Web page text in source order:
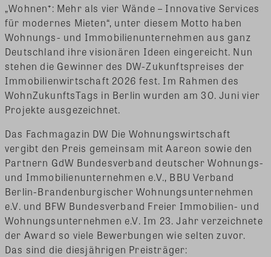
„Wohnen⁺: Mehr als vier Wände – Innovative Services
für modernes Mieten“, unter diesem Motto haben
Wohnungs- und Immobilienunternehmen aus ganz
Deutschland ihre visionären Ideen eingereicht. Nun
stehen die Gewinner des DW-Zukunftspreises der
Immobilienwirtschaft 2026 fest. Im Rahmen des
WohnZukunftsTags in Berlin wurden am 30. Juni vier
Projekte ausgezeichnet.
Das Fachmagazin DW Die Wohnungswirtschaft
vergibt den Preis gemeinsam mit Aareon sowie den
Partnern GdW Bundesverband deutscher Wohnungs-
und Immobilienunternehmen e.V., BBU Verband
Berlin-Brandenburgischer Wohnungsunternehmen
e.V. und BFW Bundesverband Freier Immobilien- und
Wohnungsunternehmen e.V. Im 23. Jahr verzeichnete
der Award so viele Bewerbungen wie selten zuvor.
Das sind die diesjährigen Preisträger: